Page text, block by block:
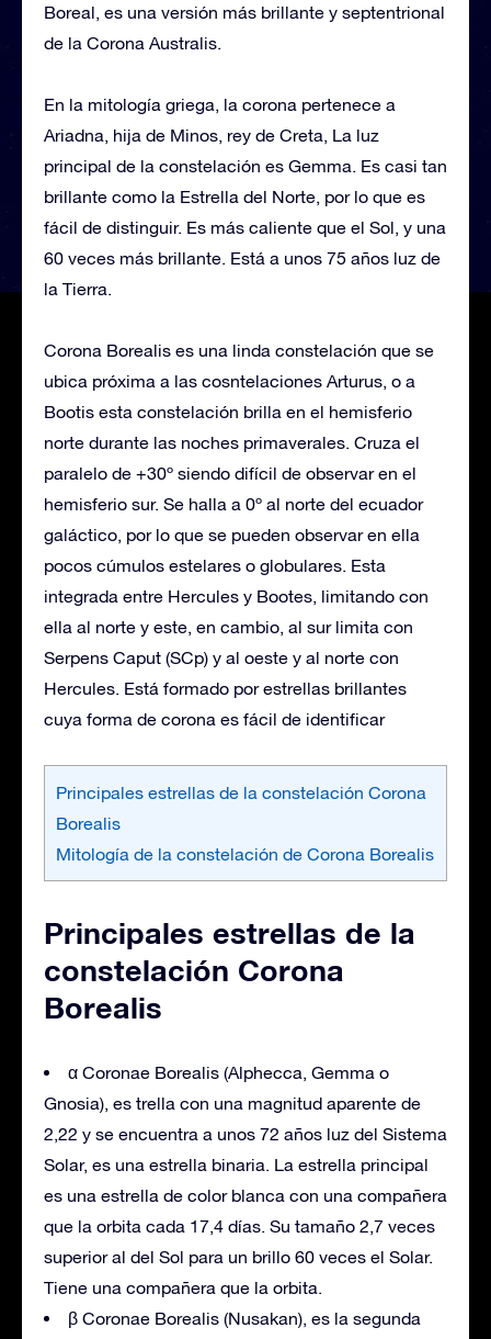
Boreal, es una versión más brillante y septentrional
de la Corona Australis.
En la mitología griega, la corona pertenece a
Ariadna, hija de Minos, rey de Creta, La luz
principal de la constelación es Gemma. Es casi tan
brillante como la Estrella del Norte, por lo que es
fácil de distinguir. Es más caliente que el Sol, y una
60 veces más brillante. Está a unos 75 años luz de
la Tierra.
Corona Borealis es una linda constelación que se
ubica próxima a las cosntelaciones Arturus, o a
Bootis esta constelación brilla en el hemisferio
norte durante las noches primaverales. Cruza el
paralelo de +30º siendo difícil de observar en el
hemisferio sur. Se halla a 0º al norte del ecuador
galáctico, por lo que se pueden observar en ella
pocos cúmulos estelares o globulares. Esta
integrada entre Hercules y Bootes, limitando con
ella al norte y este, en cambio, al sur limita con
Serpens Caput (SCp) y al oeste y al norte con
Hercules. Está formado por estrellas brillantes
cuya forma de corona es fácil de identificar
Principales estrellas de la constelación Corona
Borealis
Mitología de la constelación de Corona Borealis
Principales estrellas de la
constelación Corona
Borealis
α Coronae Borealis (Alphecca, Gemma o
Gnosia), es trella con una magnitud aparente de
2,22 y se encuentra a unos 72 años luz del Sistema
Solar, es una estrella binaria. La estrella principal
es una estrella de color blanca con una compañera
que la orbita cada 17,4 días. Su tamaño 2,7 veces
superior al del Sol para un brillo 60 veces el Solar.
Tiene una compañera que la orbita.
β Coronae Borealis (Nusakan), es la segunda